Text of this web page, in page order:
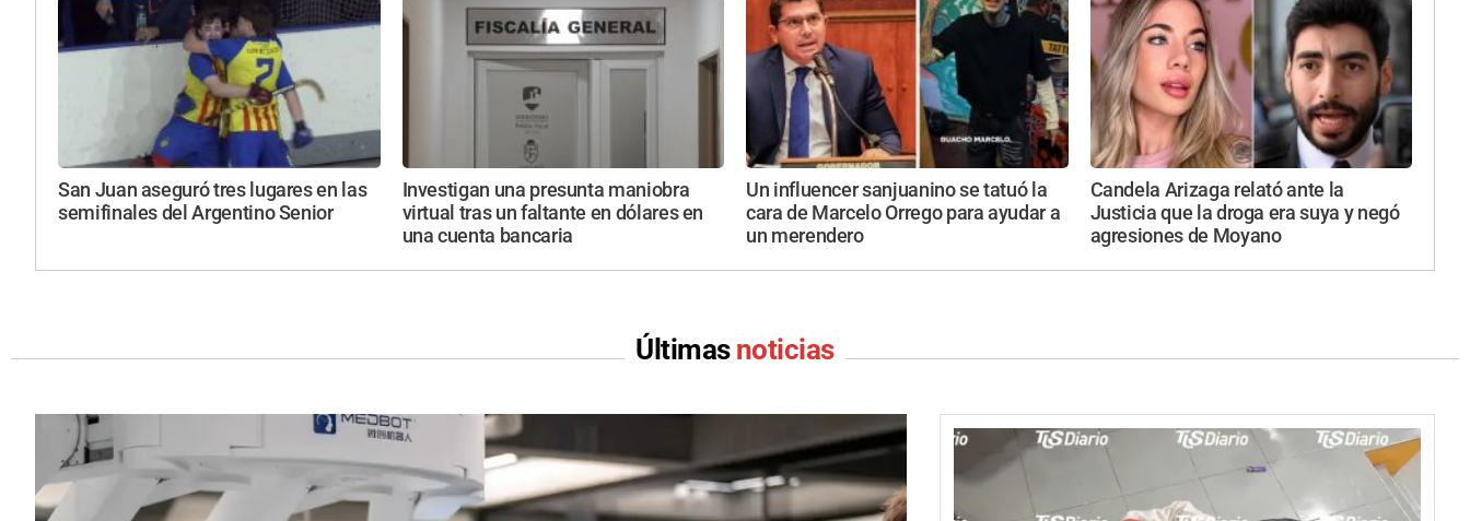
San Juan aseguró tres lugares en las
semifinales del Argentino Senior
Investigan una presunta maniobra
virtual tras un faltante en dólares en
una cuenta bancaria
Un influencer sanjuanino se tatuó la
cara de Marcelo Orrego para ayudar a
un merendero
Candela Arizaga relató ante la
Justicia que la droga era suya y negó
agresiones de Moyano
Últimas noticias